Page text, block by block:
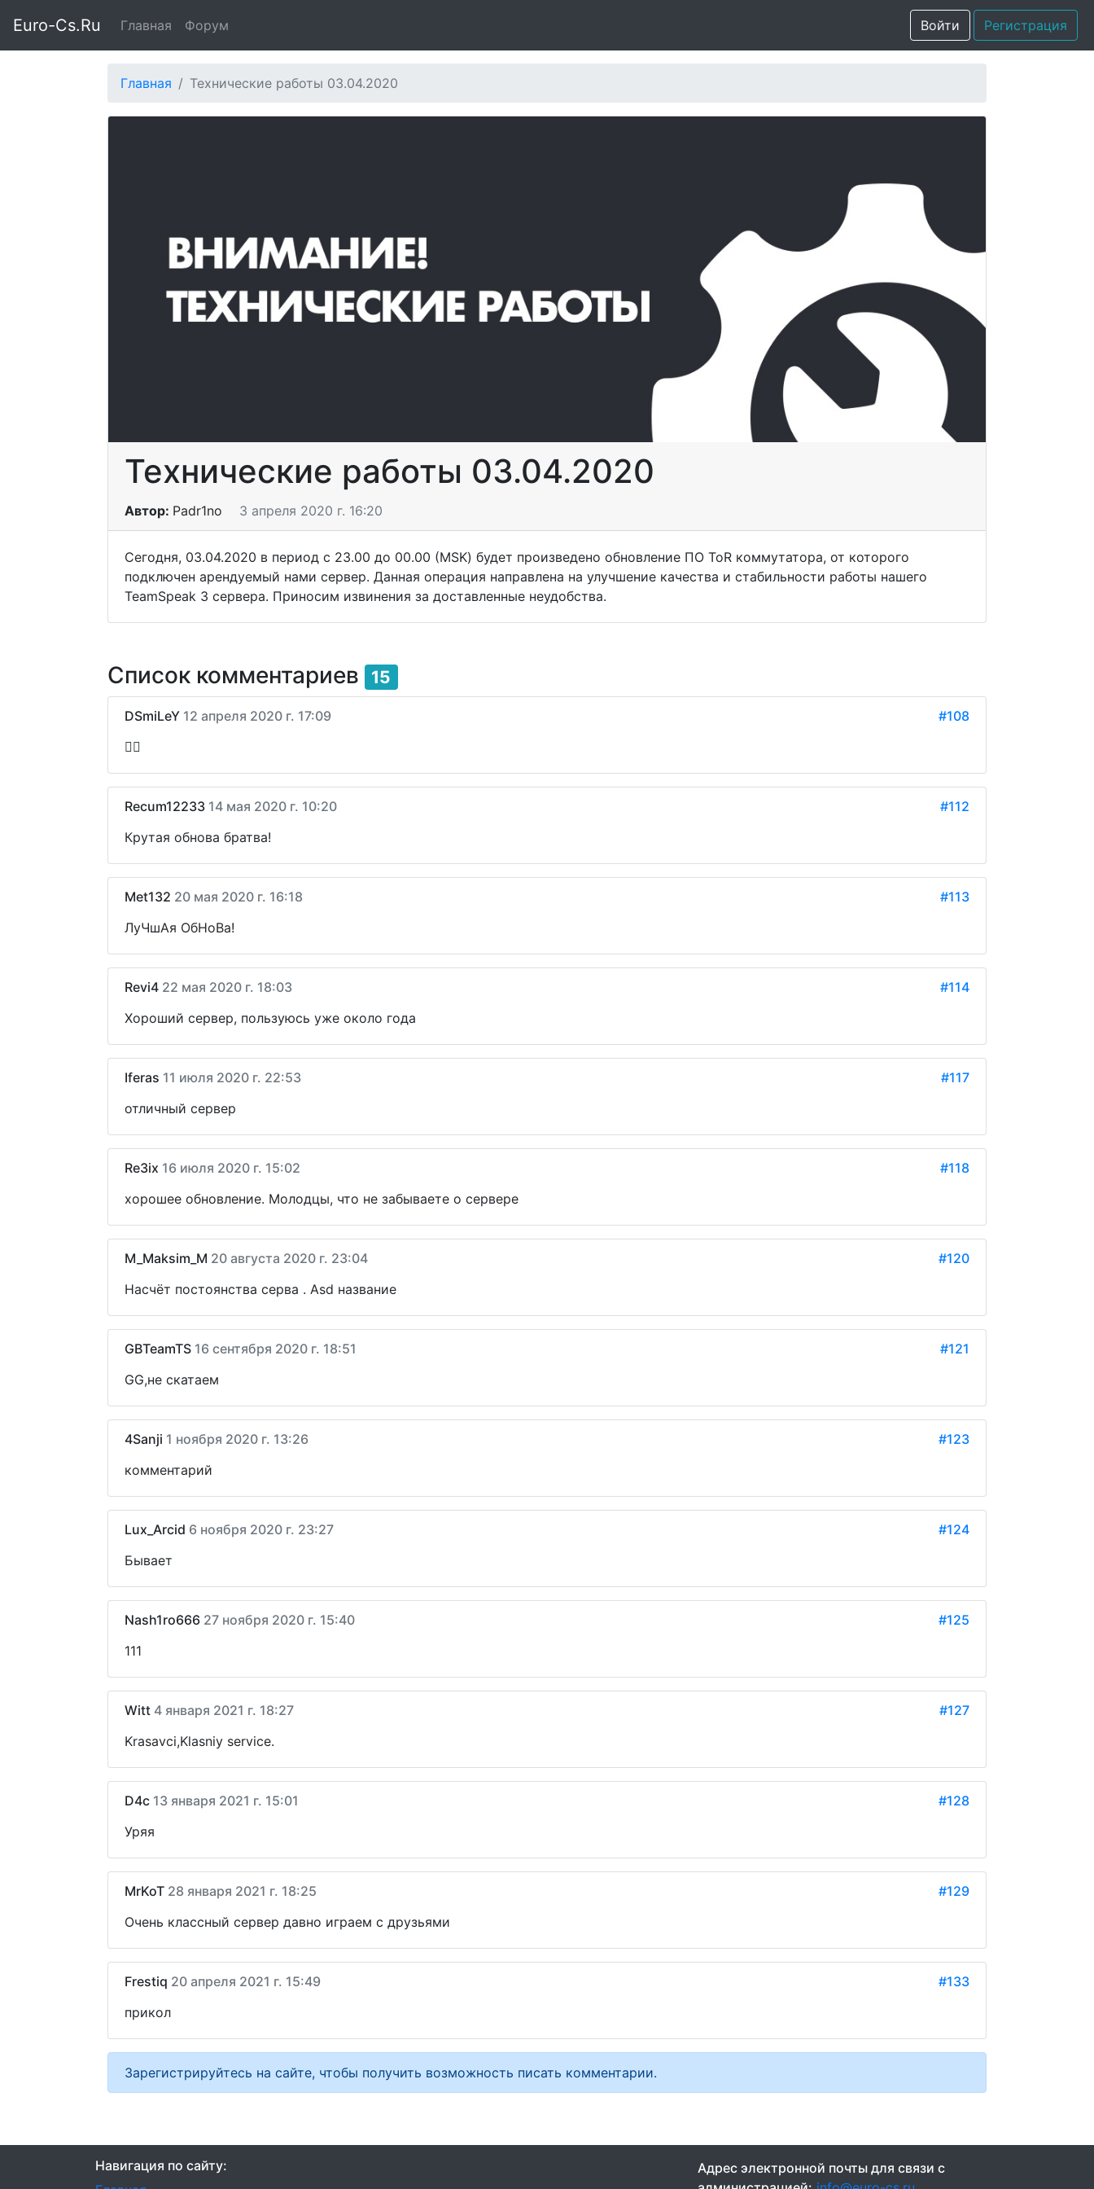
Euro-Cs.Ru Главная Форум Войти Регистрация
Главная Технические работы 03.04.2020
Технические работы 03.04.2020
Автор: Padr1no 3 апреля 2020 г. 16:20
Сегодня, 03.04.2020 в период с 23.00 до 00.00 (MSK) будет произведено обновление ПО ToR коммутатора, от которого
подключен арендуемый нами сервер. Данная операция направлена на улучшение качества и стабильности работы нашего
TeamSpeak 3 сервера. Приносим извинения за доставленные неудобства.
Список комментариев 15
DSmiLeY 12 апреля 2020 г. 17:09
#108
👍🏻
Recum12233 14 мая 2020 г. 10:20
#112
Крутая обнова братва!
Met132 20 мая 2020 г. 16:18
#113
ЛуЧшАя ОбНоВа!
Revi4 22 мая 2020 г. 18:03
#114
Хороший сервер, пользуюсь уже около года
Iferas 11 июля 2020 г. 22:53
#117
отличный сервер
Re3ix 16 июля 2020 г. 15:02
#118
хорошее обновление. Молодцы, что не забываете о сервере
M_Maksim_M 20 августа 2020 г. 23:04
#120
Насчёт постоянства серва . Asd название
GBTeamTS 16 сентября 2020 г. 18:51
#121
GG,не скатаем
4Sanji 1 ноября 2020 г. 13:26
#123
комментарий
Lux_Arcid 6 ноября 2020 г. 23:27
#124
Бывает
Nash1ro666 27 ноября 2020 г. 15:40
#125
111
Witt 4 января 2021 г. 18:27
#127
Krasavci,Klasniy service.
D4c 13 января 2021 г. 15:01
#128
Уряя
MrKoT 28 января 2021 г. 18:25
#129
Очень классный сервер давно играем с друзьями
Frestiq 20 апреля 2021 г. 15:49
#133
прикол
Зарегистрируйтесь на сайте, чтобы получить возможность писать комментарии.
Навигация по сайту:
Адрес электронной почты для связи с